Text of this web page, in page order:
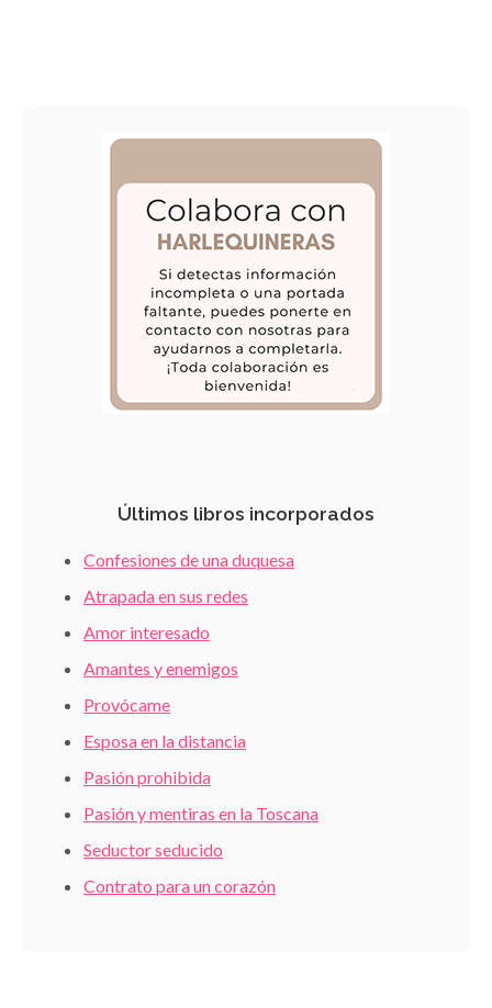
Últimos libros incorporados
Confesiones de una duquesa
Atrapada en sus redes
Amor interesado
Amantes y enemigos
Provócame
Esposa en la distancia
Pasión prohibida
Pasión y mentiras en la Toscana
Seductor seducido
Contrato para un corazón